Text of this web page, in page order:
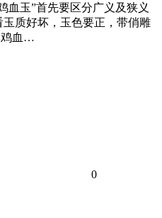
血玉”首先要区分广义及狭义
质好坏，玉色要正，带俏雕
鸡血…
0